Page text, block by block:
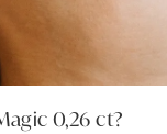
0,26 ct?